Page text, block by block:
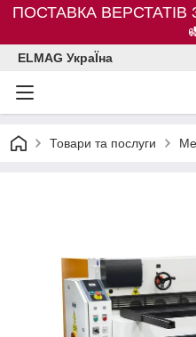
ПОСТАВКА ВЕРСТАТІВ
ELMAG УкраЇна
Товари та послуги